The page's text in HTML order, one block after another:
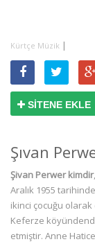
Kürtçe Müzik |
SİTENE EKLE
Şıvan
Şivan Perwer kimdir,
Aralık 1955 tarihinde
ikinci çocuğu
Keferze
etmiştir. Anne